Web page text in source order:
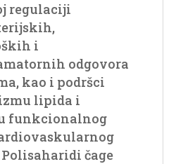
regulaciji
i
odgovora
kao i podršci
lipida i
funkcionalnog
čage